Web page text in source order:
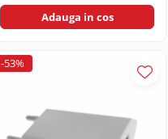
Adauga in cos
-53%